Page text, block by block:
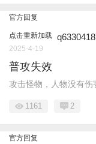
官方回复
点击重新加载
2025-4-19
普攻失效
攻击怪物，人物没有
1161 2
官方回复